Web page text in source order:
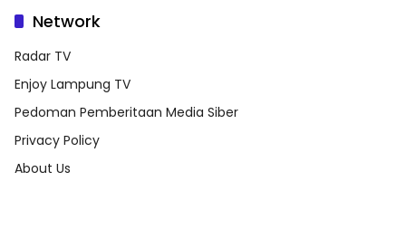
Network
Radar TV
Enjoy Lampung TV
Pedoman Pemberitaan Media Siber
Privacy Policy
About Us